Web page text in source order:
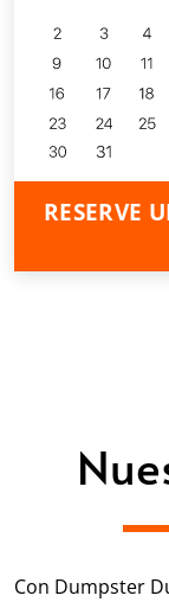
RESERVE
Con Dumpster